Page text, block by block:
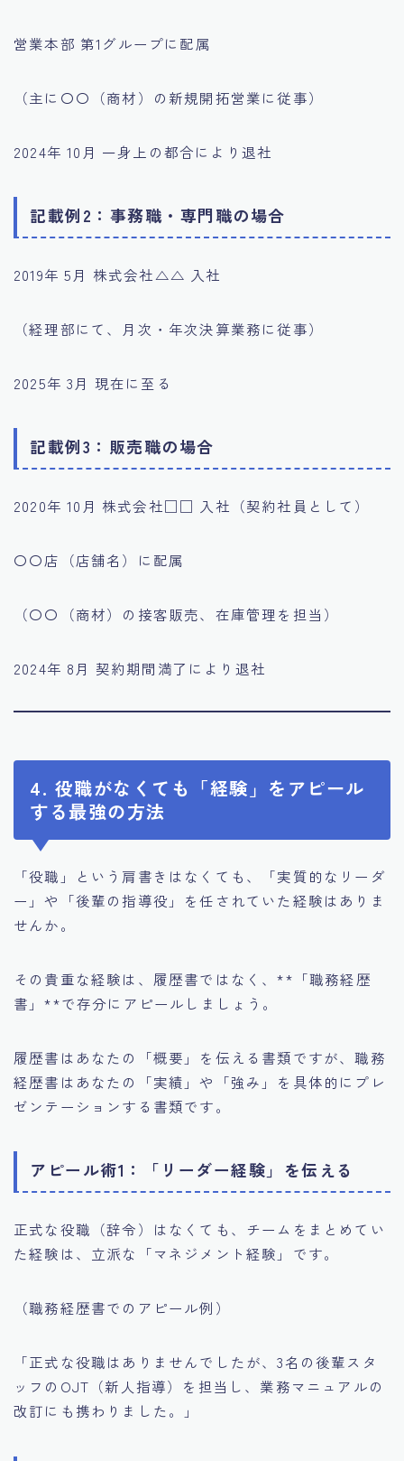
営業本部 第1グループに配属
（主に〇〇（商材）の新規開拓営業に従事）
2024年 10月 一身上の都合により退社
記載例2：事務職・専門職の場合
2019年 5月 株式会社△△ 入社
（経理部にて、月次・年次決算業務に従事）
2025年 3月 現在に至る
記載例3：販売職の場合
2020年 10月 株式会社□□ 入社（契約社員として）
〇〇店（店舗名）に配属
（〇〇（商材）の接客販売、在庫管理を担当）
2024年 8月 契約期間満了により退社
4. 役職がなくても「経験」をアピール
する最強の方法
「役職」という肩書きはなくても、「実質的なリーダ
ー」や「後輩の指導役」を任されていた経験はありま
せんか。
その貴重な経験は、履歴書ではなく、**「職務経歴
書」**で存分にアピールしましょう。
履歴書はあなたの「概要」を伝える書類ですが、職務
経歴書はあなたの「実績」や「強み」を具体的にプレ
ゼンテーションする書類です。
アピール術1：「リーダー経験」を伝える
正式な役職（辞令）はなくても、チームをまとめてい
た経験は、立派な「マネジメント経験」です。
（職務経歴書でのアピール例）
「正式な役職はありませんでしたが、3名の後輩スタ
ッフのOJT（新人指導）を担当し、業務マニュアルの
改訂にも携わりました。」